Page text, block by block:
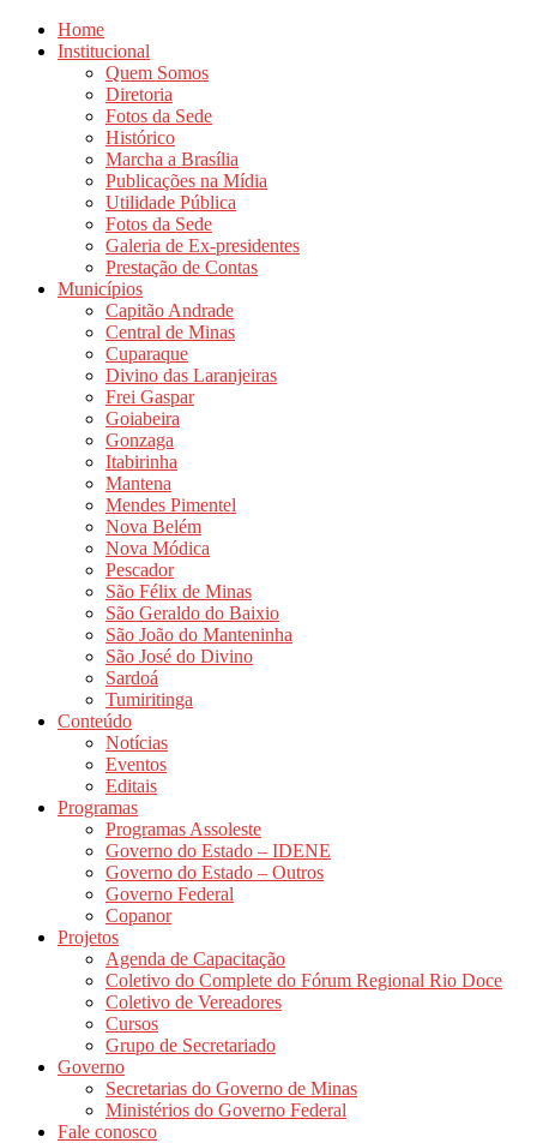
Home
Institucional
Quem Somos
Diretoria
Fotos da Sede
Histórico
Marcha a Brasília
Publicações na Mídia
Utilidade Pública
Fotos da Sede
Galeria de Ex-presidentes
Prestação de Contas
Municípios
Capitão Andrade
Central de Minas
Cuparaque
Divino das Laranjeiras
Frei Gaspar
Goiabeira
Gonzaga
Itabirinha
Mantena
Mendes Pimentel
Nova Belém
Nova Módica
Pescador
São Félix de Minas
São Geraldo do Baixio
São João do Manteninha
São José do Divino
Sardoá
Tumiritinga
Conteúdo
Notícias
Eventos
Editais
Programas
Programas Assoleste
Governo do Estado – IDENE
Governo do Estado – Outros
Governo Federal
Copanor
Projetos
Agenda de Capacitação
Coletivo do Complete do Fórum Regional Rio Doce
Coletivo de Vereadores
Cursos
Grupo de Secretariado
Governo
Secretarias do Governo de Minas
Ministérios do Governo Federal
Fale conosco